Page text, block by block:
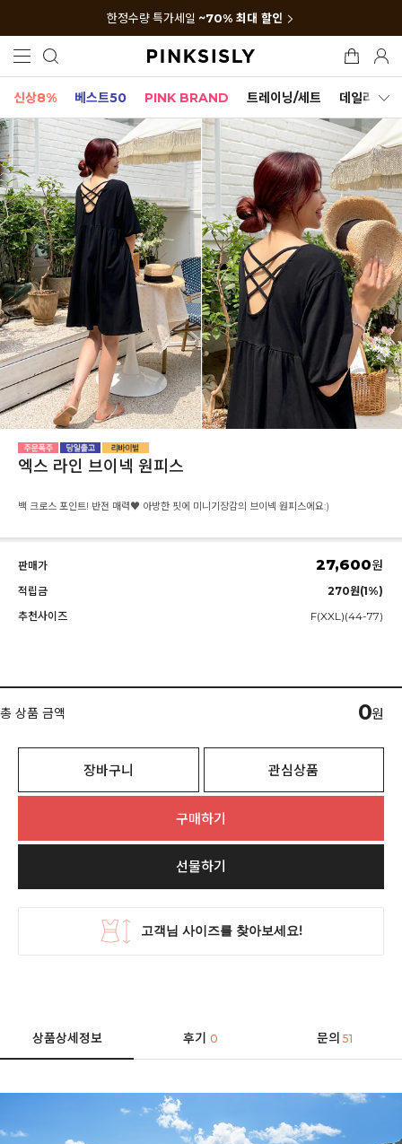
한정수량 특가세일 ~70% 최대 할인
신상8% 베스트50 PINK BRAND 트레이닝/세트 데일리세트
엑스 라인 브이넥 원피스
백 크로스 포인트! 반전 매력♥ 아방한 핏에 미니기장감의 브이넥 원피스에요:)
판매가 27,600원
적립금
270원(1%)
추천사이즈
F(XXL)(44-77)
총 상품 금액 0원
장바구니 관심상품
구매하기
선물하기
상품상세정보 후기0 문의 51